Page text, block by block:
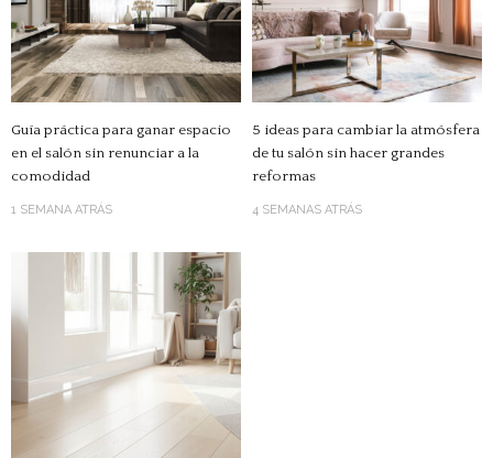
Guía práctica para ganar espacio
en el salón sin renunciar a la
comodidad
1 SEMANA ATRÁS
5 ideas para cambiar la atmósfera
de tu salón sin hacer grandes
reformas
4 SEMANAS ATRÁS